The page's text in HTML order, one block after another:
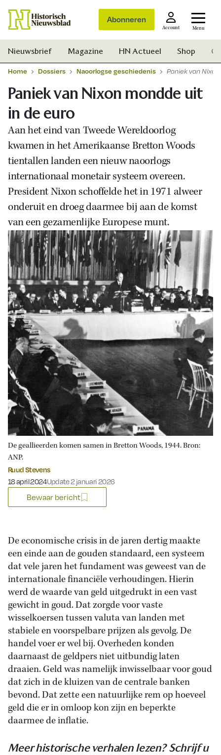
Abonneren
Account Menu
Zoek
Nieuwsbrief Magazine HN Actueel Shop
Home Dossiers Naoorlogse geschiedenis Paniek van
Paniek van Nixon mondde uit
in de euro
Aan het eind van Tweede Wereldoorlog
kwamen in het Amerikaanse Bretton Woods
tientallen landen een nieuw naoorlogs
internationaal monetair systeem overeen.
President Nixon schoffelde het in 1971 alweer
onderuit en droeg daarmee bij aan de komst
van een gezamenlijke Europese munt.
De geallieerden komen samen in Bretton Woods, 1944. Bron:
ANP.
Ruud Stevens
Gepubliceerd op:
18 april 2024Update 2 januari 2026
Bewaar bericht
De economische crisis in de jaren dertig maakte
een einde aan de gouden standaard, een systeem
dat vele jaren het fundament was geweest van de
internationale financiële verhoudingen. Hierin
werd de waarde van geld uitgedrukt in een vast
gewicht in goud. Dat zorgde voor vaste
wisselkoersen tussen valuta van landen met
stabiele en voorspelbare prijzen als gevolg. De
handel voer er wel bij. Overheden konden
daarnaast de geldpers niet uitbundig laten
draaien. Geld was namelijk inwisselbaar voor goud
dat zich in de kluizen van de centrale banken
bevond. Dat zette een natuurlijke rem op hoeveel
geld die er in omloop kon zijn en beperkte
daarmee de inflatie.
Meer historische verhalen lezen? Schrijf u